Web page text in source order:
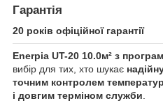
Гарантія
20 років офіційної гарантії
Enerpia UT-20 10.0м² з
вибір для тих, хто шукає
точним контролем
і довгим терміном служби.